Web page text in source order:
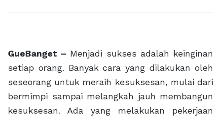
GueBanget – Menjadi sukses adalah keinginan
setiap orang. Banyak cara yang dilakukan oleh
seseorang untuk meraih kesuksesan, mulai dari
bermimpi sampai melangkah jauh membangun
kesuksesan. Ada yang melakukan pekerjaan